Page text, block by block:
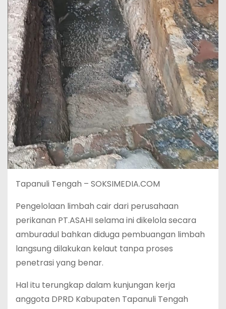
Tapanuli Tengah – SOKSIMEDIA.COM
Pengelolaan limbah cair dari perusahaan
perikanan PT.ASAHI selama ini dikelola secara
amburadul bahkan diduga pembuangan limbah
langsung dilakukan kelaut tanpa proses
penetrasi yang benar.
Hal itu terungkap dalam kunjungan kerja
anggota DPRD Kabupaten Tapanuli Tengah